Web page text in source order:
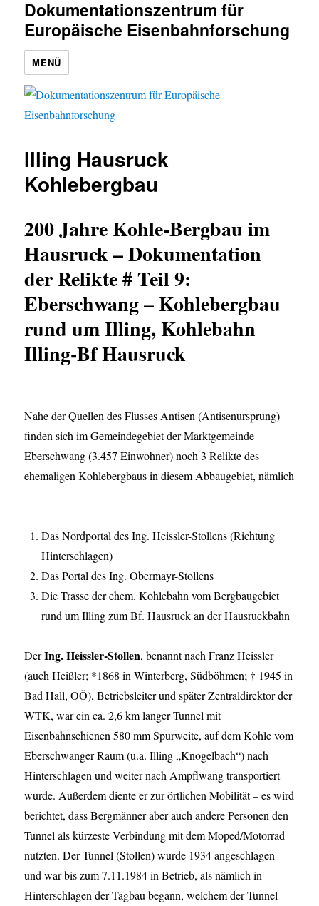
Dokumentationszentrum für
Europäische Eisenbahnforschung
MENÜ
Illing Hausruck
Kohlebergbau
200 Jahre Kohle-Bergbau im
Hausruck – Dokumentation
der Relikte # Teil 9:
Eberschwang – Kohlebergbau
rund um Illing, Kohlebahn
Illing-Bf Hausruck
Nahe der Quellen des Flusses Antisen (Antisenursprung)
finden sich im Gemeindegebiet der Marktgemeinde
Eberschwang (3.457 Einwohner) noch 3 Relikte des
ehemaligen Kohlebergbaus in diesem Abbaugebiet, nämlich
Das Nordportal des Ing. Heissler-Stollens (Richtung
Hinterschlagen)
Das Portal des Ing. Obermayr-Stollens
Die Trasse der ehem. Kohlebahn vom Bergbaugebiet
rund um Illing zum Bf. Hausruck an der Hausruckbahn
DerIng. Heissler-Stollen, benannt nach Franz Heissler
(auch Heißler; *1868 in Winterberg, Südböhmen; † 1945 in
Bad Hall, OÖ), Betriebsleiter und später Zentraldirektor der
WTK, war ein ca. 2,6 km langer Tunnel mit
Eisenbahnschienen 580 mm Spurweite, auf dem Kohle vom
Eberschwanger Raum (u.a. Illing „Knogelbach“) nach
Hinterschlagen und weiter nach Ampflwang transportiert
wurde. Außerdem diente er zur örtlichen Mobilität – es wird
berichtet, dass Bergmänner aber auch andere Personen den
Tunnel als kürzeste Verbindung mit dem Moped/Motorrad
nutzten. Der Tunnel (Stollen) wurde 1934 angeschlagen
und war bis zum 7.11.1984 in Betrieb, als nämlich in
Hinterschlagen der Tagbau begann, welchem der Tunnel